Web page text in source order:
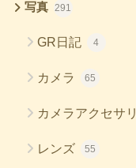
写真 291
GR日記 4
カメラ 65
カメラアクセサリ
レンズ 55